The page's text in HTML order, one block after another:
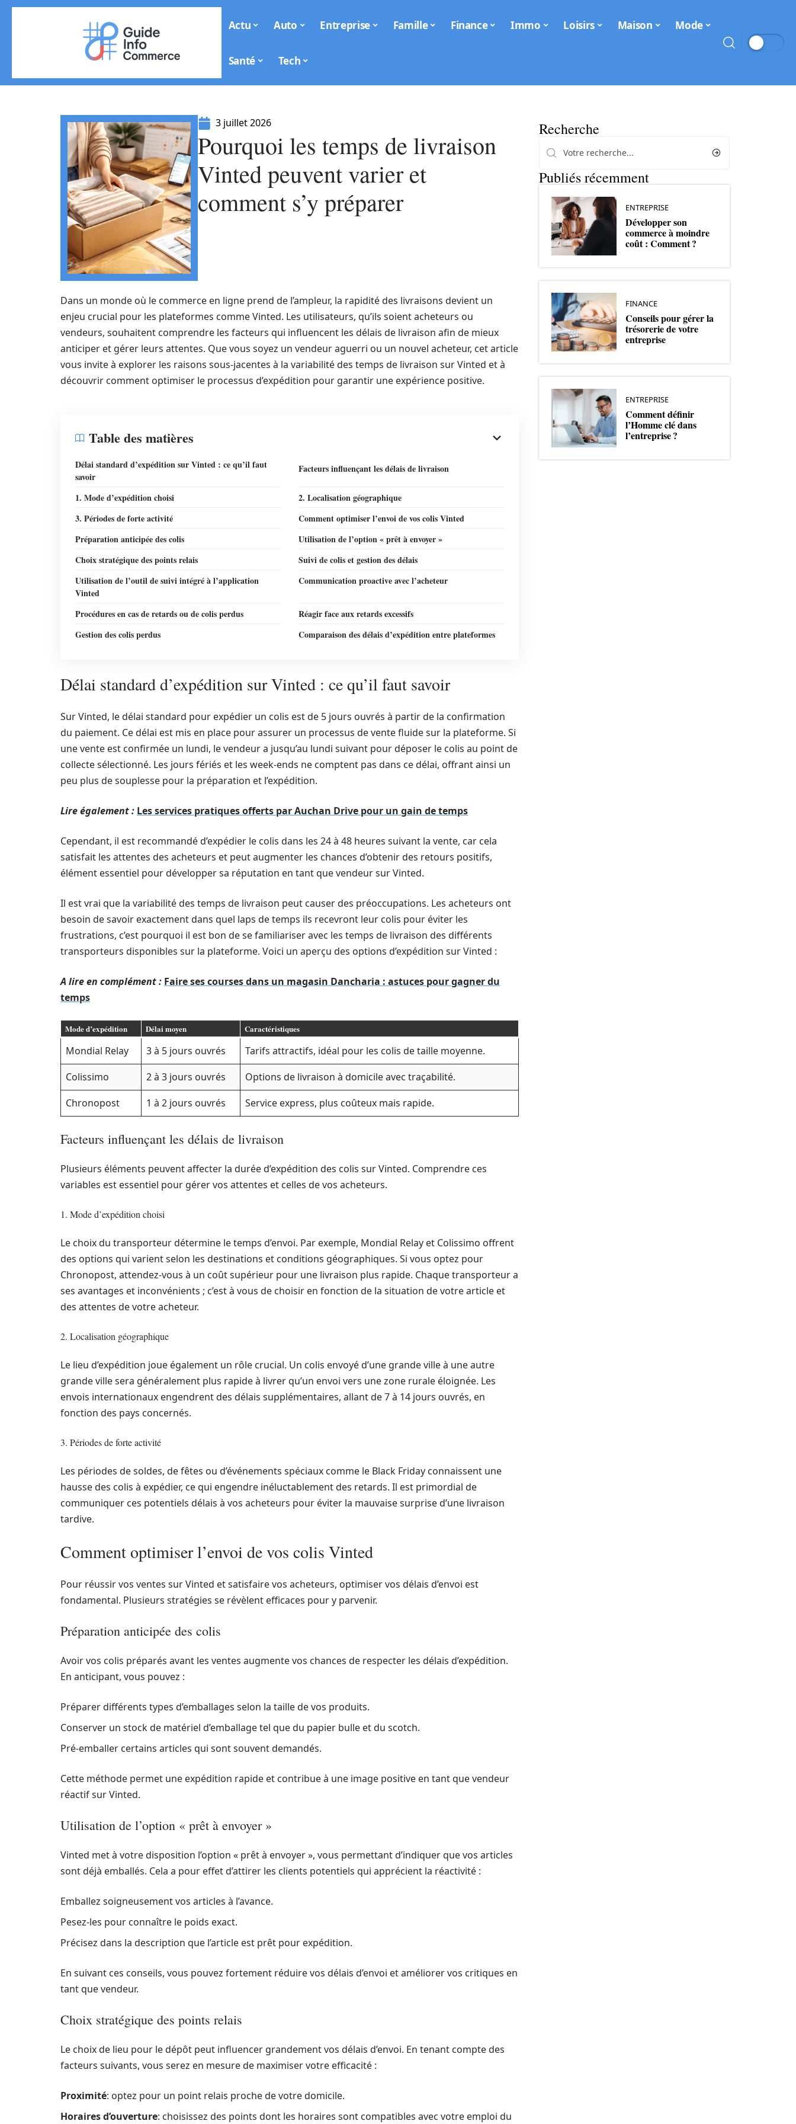
Actu Auto Entreprise Famille Finance Immo Loisirs Maison Mode
Santé Tech
3 juillet 2026
Pourquoi les temps de livraison
Vinted peuvent varier et
comment s’y préparer
Dans un monde où le commerce en ligne prend de l’ampleur, la rapidité des livraisons devient un
enjeu crucial pour les plateformes comme Vinted. Les utilisateurs, qu’ils soient acheteurs ou
vendeurs, souhaitent comprendre les facteurs qui influencent les délais de livraison afin de mieux
anticiper et gérer leurs attentes. Que vous soyez un vendeur aguerri ou un nouvel acheteur, cet article
vous invite à explorer les raisons sous-jacentes à la variabilité des temps de livraison sur Vinted et à
découvrir comment optimiser le processus d’expédition pour garantir une expérience positive.
Table des matières
Délai standard d’expédition sur Vinted : ce qu’il faut
savoir
Facteurs influençant les délais de livraison
1. Mode d’expédition choisi
2. Localisation géographique
3. Périodes de forte activité
Comment optimiser l’envoi de vos colis Vinted
Préparation anticipée des colis
Utilisation de l’option « prêt à envoyer »
Choix stratégique des points relais
Suivi de colis et gestion des délais
Utilisation de l’outil de suivi intégré à l’application
Vinted
Communication proactive avec l’acheteur
Procédures en cas de retards ou de colis perdus
Réagir face aux retards excessifs
Gestion des colis perdus
Comparaison des délais d’expédition entre plateformes
Délai standard d’expédition sur Vinted : ce qu’il faut savoir
Sur Vinted, le délai standard pour expédier un colis est de 5 jours ouvrés à partir de la confirmation
du paiement. Ce délai est mis en place pour assurer un processus de vente fluide sur la plateforme. Si
une vente est confirmée un lundi, le vendeur a jusqu’au lundi suivant pour déposer le colis au point de
collecte sélectionné. Les jours fériés et les week-ends ne comptent pas dans ce délai, offrant ainsi un
peu plus de souplesse pour la préparation et l’expédition.
Lire également : Les services pratiques offerts par Auchan Drive pour un gain de temps
Cependant, il est recommandé d’expédier le colis dans les 24 à 48 heures suivant la vente, car cela
satisfait les attentes des acheteurs et peut augmenter les chances d’obtenir des retours positifs,
élément essentiel pour développer sa réputation en tant que vendeur sur Vinted.
Il est vrai que la variabilité des temps de livraison peut causer des préoccupations. Les acheteurs ont
besoin de savoir exactement dans quel laps de temps ils recevront leur colis pour éviter les
frustrations, c’est pourquoi il est bon de se familiariser avec les temps de livraison des différents
transporteurs disponibles sur la plateforme. Voici un aperçu des options d’expédition sur Vinted :
A lire en complément : Faire ses courses dans un magasin Dancharia : astuces pour gagner du
temps
Mode d’expédition Délai moyen Caractéristiques
Mondial Relay 3 à 5 jours ouvrés
Tarifs attractifs, idéal pour les colis de taille moyenne.
Colissimo
2 à 3 jours ouvrés
Options de livraison à domicile avec traçabilité.
Chronopost
1 à 2 jours ouvrés Service express, plus coûteux mais rapide.
Facteurs influençant les délais de livraison
Plusieurs éléments peuvent affecter la durée d’expédition des colis sur Vinted. Comprendre ces
variables est essentiel pour gérer vos attentes et celles de vos acheteurs.
1. Mode d’expédition choisi
Le choix du transporteur détermine le temps d’envoi. Par exemple, Mondial Relay et Colissimo offrent
des options qui varient selon les destinations et conditions géographiques. Si vous optez pour
Chronopost, attendez-vous à un coût supérieur pour une livraison plus rapide. Chaque transporteur a
ses avantages et inconvénients ; c’est à vous de choisir en fonction de la situation de votre article et
des attentes de votre acheteur.
2. Localisation géographique
Le lieu d’expédition joue également un rôle crucial. Un colis envoyé d’une grande ville à une autre
grande ville sera généralement plus rapide à livrer qu’un envoi vers une zone rurale éloignée. Les
envois internationaux engendrent des délais supplémentaires, allant de 7 à 14 jours ouvrés, en
fonction des pays concernés.
3. Périodes de forte activité
Les périodes de soldes, de fêtes ou d’événements spéciaux comme le Black Friday connaissent une
hausse des colis à expédier, ce qui engendre inéluctablement des retards. Il est primordial de
communiquer ces potentiels délais à vos acheteurs pour éviter la mauvaise surprise d’une livraison
tardive.
Comment optimiser l’envoi de vos colis Vinted
Pour réussir vos ventes sur Vinted et satisfaire vos acheteurs, optimiser vos délais d’envoi est
fondamental. Plusieurs stratégies se révèlent efficaces pour y parvenir.
Préparation anticipée des colis
Avoir vos colis préparés avant les ventes augmente vos chances de respecter les délais d’expédition.
En anticipant, vous pouvez :
Préparer différents types d’emballages selon la taille de vos produits.
Conserver un stock de matériel d’emballage tel que du papier bulle et du scotch.
Pré-emballer certains articles qui sont souvent demandés.
Cette méthode permet une expédition rapide et contribue à une image positive en tant que vendeur
réactif sur Vinted.
Utilisation de l’option « prêt à envoyer »
Vinted met à votre disposition l’option « prêt à envoyer », vous permettant d’indiquer que vos articles
sont déjà emballés. Cela a pour effet d’attirer les clients potentiels qui apprécient la réactivité :
Emballez soigneusement vos articles à l’avance.
Pesez-les pour connaître le poids exact.
Précisez dans la description que l’article est prêt pour expédition.
En suivant ces conseils, vous pouvez fortement réduire vos délais d’envoi et améliorer vos critiques en
tant que vendeur.
Choix stratégique des points relais
Le choix de lieu pour le dépôt peut influencer grandement vos délais d’envoi. En tenant compte des
facteurs suivants, vous serez en mesure de maximiser votre efficacité :
Proximité: optez pour un point relais proche de votre domicile.
Horaires d’ouverture: choisissez des points dont les horaires sont compatibles avec votre emploi du
Recherche
Publiés récemment
ENTREPRISE
Développer son
commerce à moindre
coût : Comment ?
FINANCE
Conseils pour gérer la
trésorerie de votre
entreprise
ENTREPRISE
Comment définir
l’Homme clé dans
l’entreprise ?